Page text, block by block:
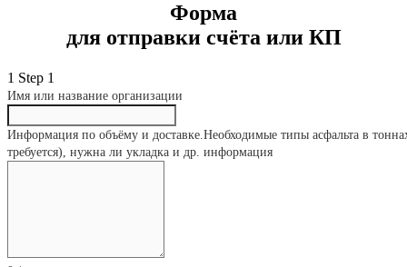
Форма
для отправки счёта или КП
1 Step 1
Имя или название организации
Информация по объёму и доставке.Необходимые типы асфальта в
требуется), нужна ли укладка и др. информация